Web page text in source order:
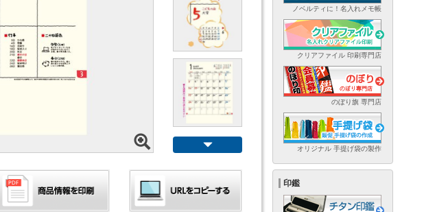
ノベルティに！名入れメモ帳
クリアファイル 印刷専門店
のぼり旗 専門店
オリジナル 手提げ袋の製作
印鑑